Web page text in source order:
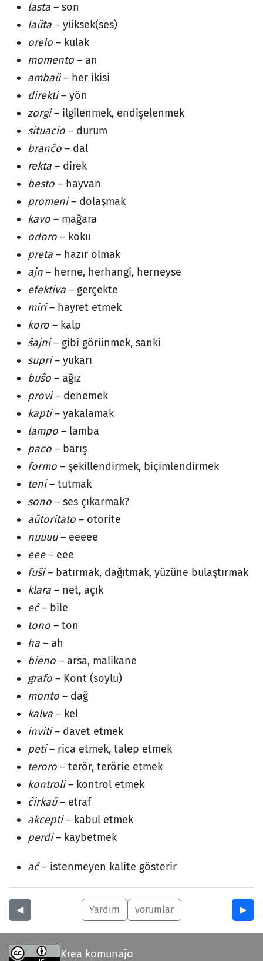
lasta – son
laŭta – yüksek(ses)
orelo – kulak
momento – an
ambaŭ– her ikisi
direkti– yön
zorgi– ilgilenmek, endişelenmek
situacio – durum
branĉo – dal
rekta – direk
besto – hayvan
promeni– dolaşmak
kavo – mağara
odoro – koku
preta – hazır olmak
ajn – herne, herhangi, herneyse
efektiva – gerçekte
miri– hayret etmek
koro – kalp
ŝajni– gibi görünmek, sanki
supri– yukarı
buŝo – ağız
provi– denemek
kapti– yakalamak
lampo – lamba
paco – barış
formo – şekillendirmek, biçimlendirmek
teni– tutmak
sono – ses çıkarmak?
aŭtoritato – otorite
nuuuu– eeeee
eee– eee
fuŝi– batırmak, dağıtmak, yüzüne bulaştırmak
klara – net, açık
eĉ– bile
tono – ton
ha – ah
bieno – arsa, malikane
grafo – Kont (soylu)
monto – dağ
kalva – kel
inviti– davet etmek
peti– rica etmek, talep etmek
teroro – terör, terörie etmek
kontroli– kontrol etmek
ĉirkaŭ– etraf
akcepti– kabul etmek
perdi– kaybetmek
aĉ– istenmeyen kalite gösterir
◀︎ Yardım yorumlar ▶︎
Krea komunaĵo